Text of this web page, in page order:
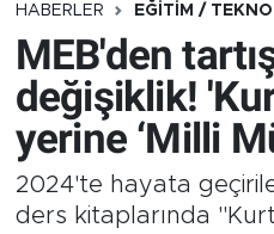
HABERLER EĞİTİM /
MEB'den
değişiklik!
yerine ‘Milli
2024'te hayata
ders kitaplarında